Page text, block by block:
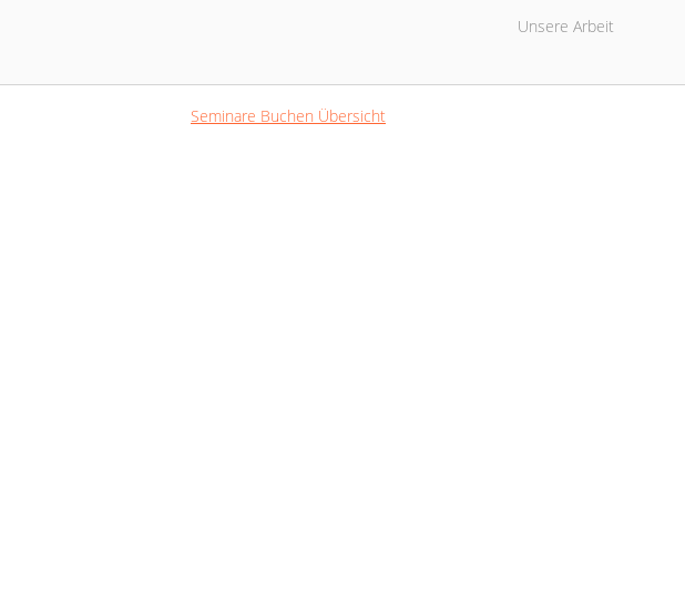
Unsere Arbeit
Seminare Buchen Übersicht